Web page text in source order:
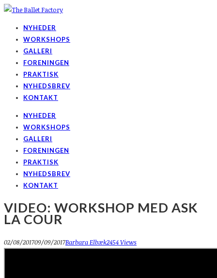
NYHEDER
WORKSHOPS
GALLERI
FORENINGEN
PRAKTISK
NYHEDSBREV
KONTAKT
NYHEDER
WORKSHOPS
GALLERI
FORENINGEN
PRAKTISK
NYHEDSBREV
KONTAKT
VIDEO: WORKSHOP MED ASK
LA COUR
02/08/201709/09/2017Barbara Elbæk2454 Views